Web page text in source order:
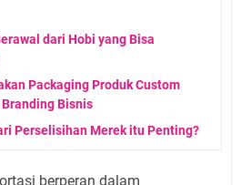
dari Hobi yang Bisa
Packaging Produk Custom
Bisnis
Perselisihan Merek itu Penting?
berperan dalam